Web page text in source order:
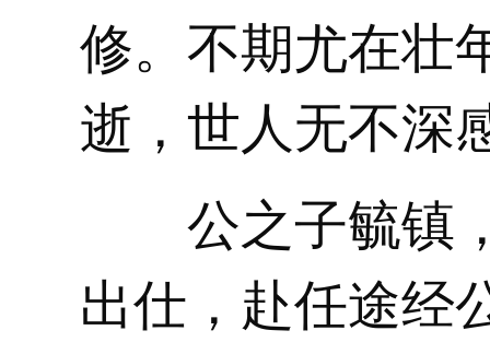
修。不期尤在壮
逝，世人无不深
公之子毓镇，
出仕，赴任途经